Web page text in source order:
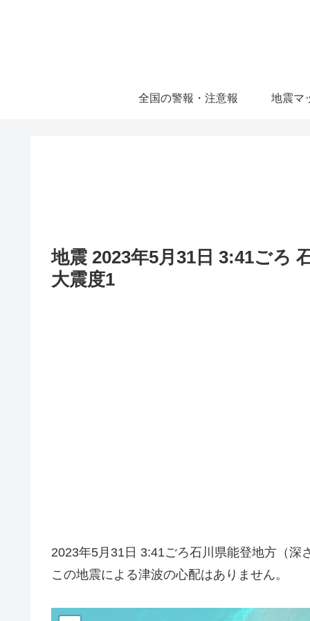
全国の警報・注意報 地震マ
地震 2023年5月31日 3:41ごろ
大震度1
2023年5月31日 3:41ごろ石川県能登地方（
この地震による津波の心配はありません。